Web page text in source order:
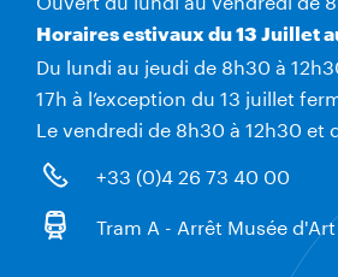
Horaires estivaux du 13 Juillet
Du lundi au jeudi de 8h30 à
17h à l’exception du 13 juillet
Le vendredi de 8h30 à 12h30 et
+33 (0)4 26 73 40 00
Tram A - Arrêt Musée